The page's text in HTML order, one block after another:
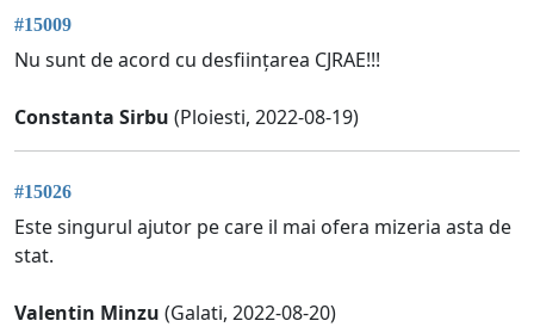
#15009
Nu sunt de acord cu desființarea CJRAE!!!
Constanta Sirbu (Ploiesti, 2022-08-19)
#15026
Este singurul ajutor pe care il mai ofera mizeria asta de
stat.
Valentin Minzu (Galati, 2022-08-20)